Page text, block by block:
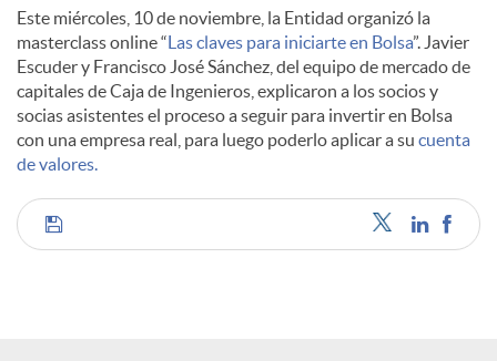
s
Este miércoles, 10 de noviembre, la Entidad organizó la
masterclass online “Las claves para iniciarte en Bolsa”. Javier
Escuder y Francisco José Sánchez, del equipo de mercado de
capitales de Caja de Ingenieros, explicaron a los socios y
socias asistentes el proceso a seguir para invertir en Bolsa
con una empresa real, para luego poderlo aplicar a su cuenta
de valores.
C